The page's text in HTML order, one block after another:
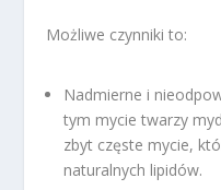
Możliwe czynniki to:
Nadmierne i
tym mycie twarzy
zbyt częste mycie,
naturalnych lipidów.